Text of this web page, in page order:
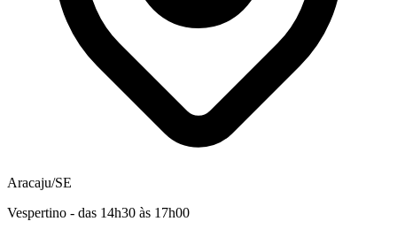
Aracaju/SE
Vespertino - das 14h30 às 17h00